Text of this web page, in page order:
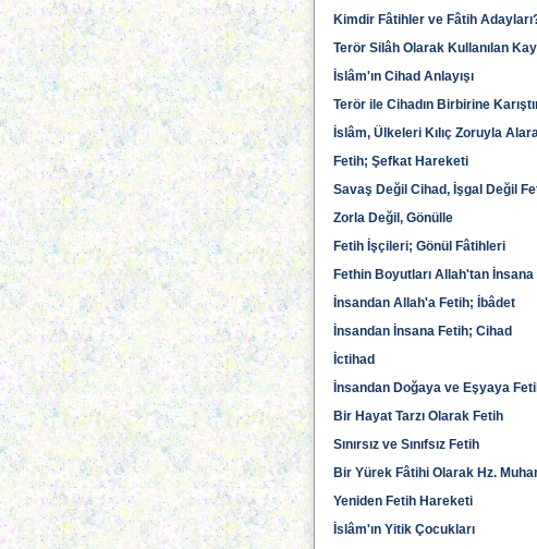
Kimdir Fâtihler ve Fâtih
Terör Silâh Olarak Kullanılan
İslâm'ın Cihad Anlayışı
Terör ile Cihadın Birbirine
İslâm, Ülkeleri Kılıç Zoruyla
Fetih; Şefkat Hareketi
Savaş Değil Cihad, İşgal Değil
Zorla Değil, Gönülle
Fetih İşçileri; Gönül Fâtihleri
Fethin Boyutları Allah'tan
İnsandan Allah'a Fetih; İbâdet
İnsandan İnsana Fetih; Cihad
İctihad
İnsandan Doğaya ve Eşyaya
Bir Hayat Tarzı Olarak Fetih
Sınırsız ve Sınıfsız Fetih
Bir Yürek Fâtihi Olarak Hz.
Yeniden Fetih Hareketi
İslâm'ın Yitik Çocukları